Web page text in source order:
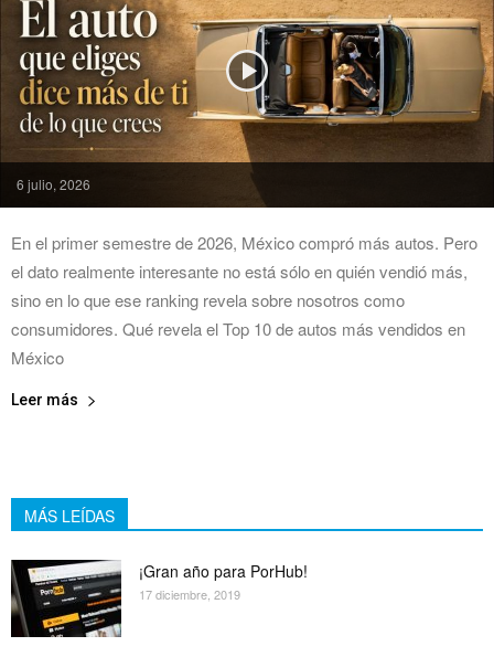
6 julio, 2026
En el primer semestre de 2026, México compró más autos. Pero
el dato realmente interesante no está sólo en quién vendió más,
sino en lo que ese ranking revela sobre nosotros como
consumidores. Qué revela el Top 10 de autos más vendidos en
México
Leer más
MÁS LEÍDAS
¡Gran año para PorHub!
17 diciembre, 2019